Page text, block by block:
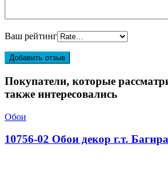
Ваш рейтинг
Покупатели, которые
также интересовались
Обои
10756-02 Обои декор г.т.